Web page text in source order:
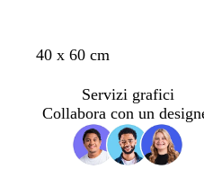
40 x 60 cm
Servizi grafici
Collabora con un